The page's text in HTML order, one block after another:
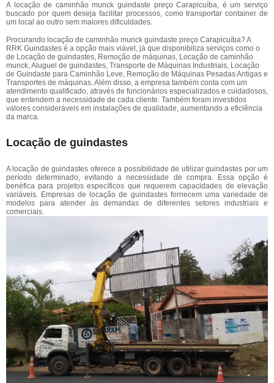
A locação de caminhão munck guindaste preço Carapicuíba, é um serviço
buscado por quem deseja facilitar processos, como transportar container de
um local ao outro sem maiores dificuldades.
Procurando locação de caminhão munck guindaste preço Carapicuíba? A
RRK Guindastes é a opção mais viável, já que disponibiliza serviços como o
de Locação de guindastes, Remoção de máquinas, Locação de caminhão
munck, Aluguel de guindastes, Transporte de Máquinas Industriais, Locação
de Guindaste para Caminhão Leve, Remoção de Máquinas Pesadas Antigas e
Transportes de máquinas. Além disso, a empresa também conta com um
atendimento qualificado, através de funcionários especializados e cuidadosos,
que entendem a necessidade de cada cliente. Também foram investidos
valores consideráveis em instalações de qualidade, aumentando a eficiência
da marca.
Locação de guindastes
A locação de guindastes oferece a possibilidade de utilizar guindastes por um
período determinado, evitando a necessidade de compra. Essa opção é
benéfica para projetos específicos que requerem capacidades de elevação
variáveis. Empresas de locação de guindastes fornecem uma variedade de
modelos para atender às demandas de diferentes setores industriais e
comerciais.